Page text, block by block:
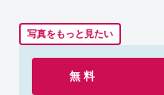
写真をもっと見たい
無 料